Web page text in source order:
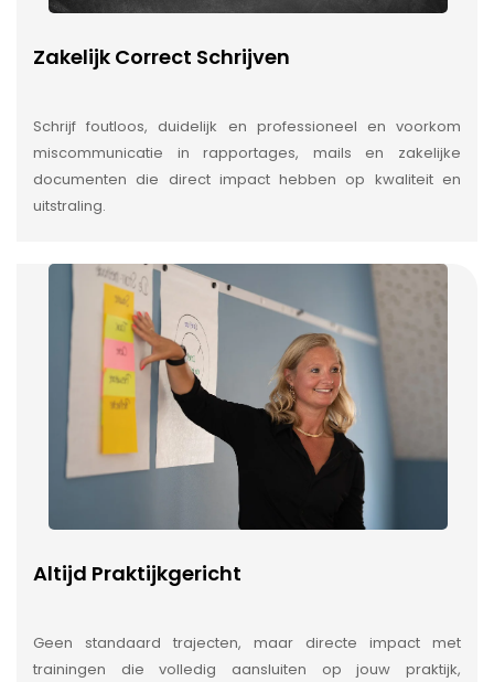
Zakelijk Correct Schrijven
Schrijf foutloos, duidelijk en professioneel en voorkom
miscommunicatie in rapportages, mails en zakelijke
documenten die direct impact hebben op kwaliteit en
uitstraling.
Altijd Praktijkgericht
Geen standaard trajecten, maar directe impact met
trainingen die volledig aansluiten op jouw praktijk,